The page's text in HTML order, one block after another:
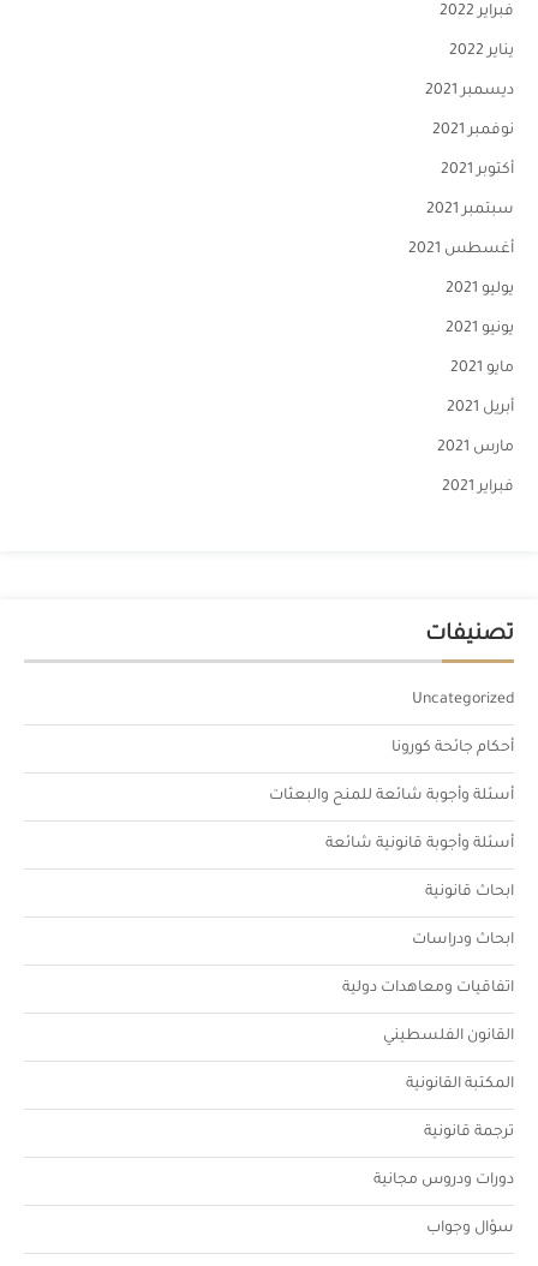
فبراير 2022
يناير 2022
ديسمبر 2021
نوفمبر 2021
أكتوبر 2021
سبتمبر 2021
أغسطس 2021
يوليو 2021
يونيو 2021
مايو 2021
أبريل 2021
مارس 2021
فبراير 2021
تصنيفات
Uncategorized
أحكام جائحة كورونا
أسئلة وأجوبة شائعة للمنح والبعثات
أسئلة وأجوبة قانونية شائعة
ابحاث قانونية
ابحاث ودراسات
اتفاقيات ومعاهدات دولية
القانون الفلسطيني
المكتبة القانونية
ترجمة قانونية
دورات ودروس مجانية
سؤال وجواب